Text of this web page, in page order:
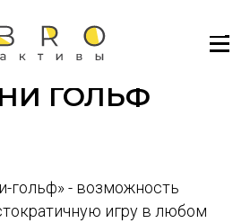
ГОЛЬФ
гольф» - возможность
игру в любом